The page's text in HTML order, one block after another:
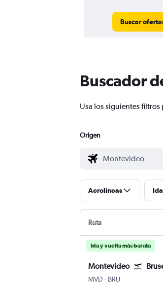
Buscar
Buscador
Usa los siguientes
Origen
Aerolíneas
Ruta
Ida y vuelta más barata
Montevideo
MVD Montevideo
- BRU